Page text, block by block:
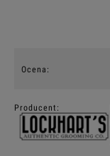
Ocena:
Producent: